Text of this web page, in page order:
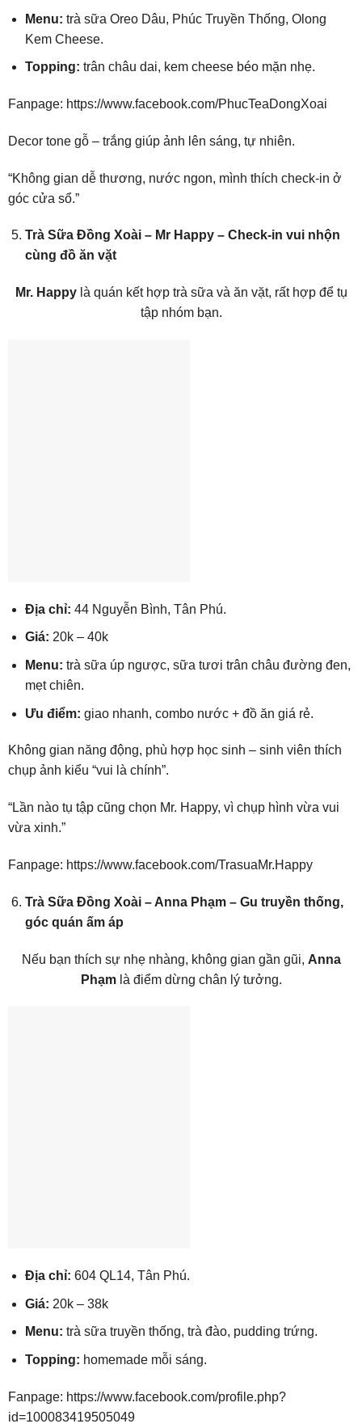
Menu: trà sữa Oreo Dâu, Phúc Truyền Thống, Olong
Kem Cheese.
Topping: trân châu dai, kem cheese béo mặn nhẹ.
Fanpage: https://www.facebook.com/PhucTeaDongXoai
Decor tone gỗ – trắng giúp ảnh lên sáng, tự nhiên.
“Không gian dễ thương, nước ngon, mình thích check-in ở
góc cửa sổ.”
Trà Sữa Đồng Xoài – Mr Happy – Check-in vui nhộn
cùng đồ ăn vặt
Mr. Happylà quán kết hợp trà sữa và ăn vặt, rất hợp để tụ
tập nhóm bạn.
Địa chỉ: 44 Nguyễn Bình, Tân Phú.
Giá: 20k – 40k
Menu: trà sữa úp ngược, sữa tươi trân châu đường đen,
mẹt chiên.
Ưu điểm: giao nhanh, combo nước + đồ ăn giá rẻ.
Không gian năng động, phù hợp học sinh – sinh viên thích
chụp ảnh kiểu “vui là chính”.
“Lần nào tụ tập cũng chọn Mr. Happy, vì chụp hình vừa vui
vừa xinh.”
Fanpage: https://www.facebook.com/TrasuaMr.Happy
Trà Sữa Đồng Xoài – Anna Phạm – Gu truyền thống,
góc quán ấm áp
Nếu bạn thích sự nhẹ nhàng, không gian gần gũi, Anna
Phạmlà điểm dừng chân lý tưởng.
Địa chỉ: 604 QL14, Tân Phú.
Giá: 20k – 38k
Menu: trà sữa truyền thống, trà đào, pudding trứng.
Topping: homemade mỗi sáng.
Fanpage: https://www.facebook.com/profile.php?
id=100083419505049